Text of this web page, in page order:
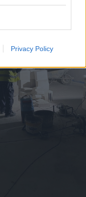
Privacy Policy